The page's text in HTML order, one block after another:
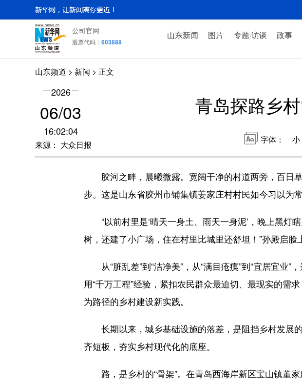
公司官网
股票代码： 603888
山东新闻 图片 专题·访谈 政事
山东频道 > 新闻 > 正文
2026
06/03
16:02:04
来源： 大众日报
青岛探路乡
字体： 小
胶河之畔，晨曦微露。宽阔干净的村道两旁，百日
步。这是山东省胶州市铺集镇姜家庄村村民如今习以为常
“以前村里是‘晴天一身土、雨天一身泥’，晚上黑灯
树，还建了小广场，住在村里比城里还舒坦！”孙殿启脸
从“脏乱差”到“洁净美”，从“满目疮痍”到“宜居宜业”
用“千万工程”经验，紧扣农民群众最迫切、最现实的需
为路径的乡村建设新实践。
长期以来，城乡基础设施的落差，是阻挡乡村发展的
齐短板，夯实乡村现代化的底座。
路，是乡村的“骨架”。在青岛西海岸新区宝山镇董